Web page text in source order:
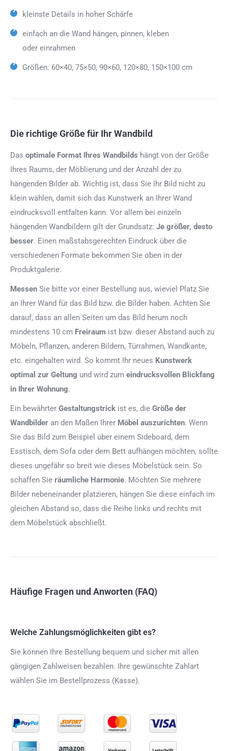
kleinste Details in hoher Schärfe
einfach an die Wand hängen, pinnen, kleben
oder einrahmen
Größen: 60×40, 75×50, 90×60, 120×80, 150×100 cm
Die richtige Größe für Ihr Wandbild
Das optimale Format Ihres Wandbilds hängt von der Größe
Ihres Raums, der Möblierung und der Anzahl der zu
hängenden Bilder ab. Wichtig ist, dass Sie Ihr Bild nicht zu
klein wählen, damit sich das Kunstwerk an Ihrer Wand
eindrucksvoll entfalten kann. Vor allem bei einzeln
hängenden Wandbildern gilt der Grundsatz: Je größer, desto
besser. Einen maßstabsgerechten Eindruck über die
verschiedenen Formate bekommen Sie oben in der
Produktgalerie.
Messen Sie bitte vor einer Bestellung aus, wieviel Platz Sie
an Ihrer Wand für das Bild bzw. die Bilder haben. Achten Sie
darauf, dass an allen Seiten um das Bild herum noch
mindestens 10 cm Freiraum ist bzw. dieser Abstand auch zu
Möbeln, Pflanzen, anderen Bildern, Türrahmen, Wandkante,
etc. eingehalten wird. So kommt Ihr neues Kunstwerk
optimal zur Geltung und wird zum eindrucksvollen Blickfang
in Ihrer Wohnung.
Ein bewährter Gestaltungstrick ist es, die Größe der
Wandbilder an den Maßen Ihrer Möbel auszurichten. Wenn
Sie das Bild zum Beispiel über einem Sideboard, dem
Esstisch, dem Sofa oder dem Bett aufhängen möchten, sollte
dieses ungefähr so breit wie dieses Möbelstück sein. So
schaffen Sie räumliche Harmonie. Möchten Sie mehrere
Bilder nebeneinander platzieren, hängen Sie diese einfach im
gleichen Abstand so, dass die Reihe links und rechts mit
dem Möbelstück abschließt.
Häufige Fragen und Anworten (FAQ)
Welche Zahlungsmöglichkeiten gibt es?
Sie können Ihre Bestellung bequem und sicher mit allen
gängigen Zahlweisen bezahlen. Ihre gewünschte Zahlart
wählen Sie im Bestellprozess (Kasse).